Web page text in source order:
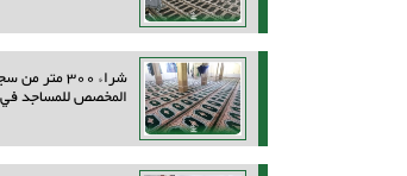
شراء 300 متر
المخصص للمساجد